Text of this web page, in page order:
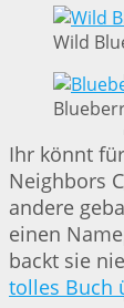
Wild
Ihr könnt
Neighbors
andere
einen
backt sie
tolles Buch